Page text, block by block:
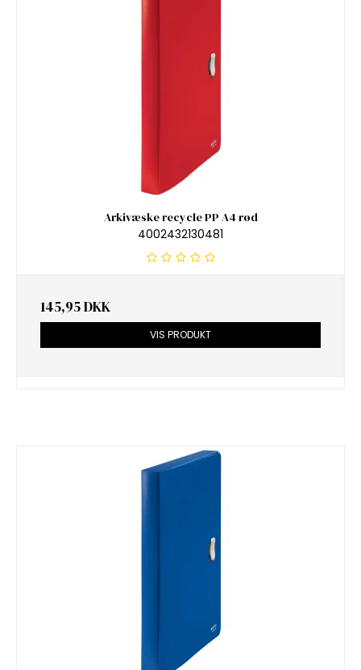
Arkivæske recycle PP A4 rød
4002432130481
145,95 DKK
VIS PRODUKT